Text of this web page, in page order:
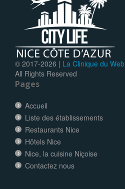
© 2017-2026 | La Clinique du Web
All Rights Reserved
Pages
Accueil
Liste des établissements
Restaurants Nice
Hôtels Nice
Nice, la cuisine Niçoise
Contactez nous